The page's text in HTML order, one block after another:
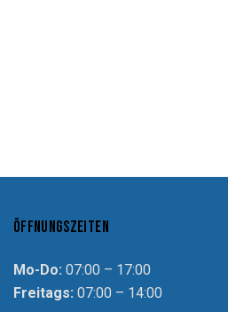
ÖFFNUNGSZEITEN
Mo-Do: 07:00 – 17:00
Freitags: 07:00 – 14:00